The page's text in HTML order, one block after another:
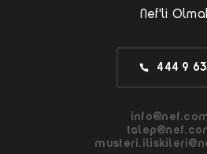
Nef'li
444 9